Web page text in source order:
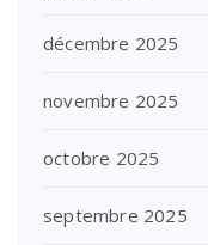
décembre 2025
novembre 2025
octobre 2025
septembre 2025